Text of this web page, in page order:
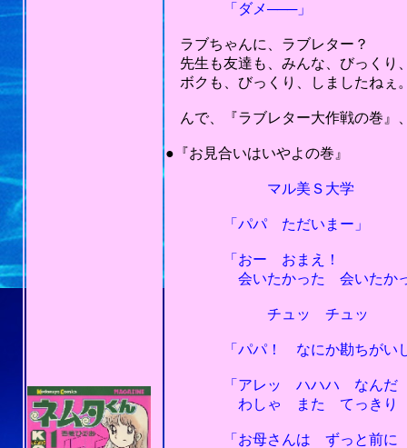
「ダメ───」
ラブちゃんに、ラブレター？
先生も友達も、みんな、びっくり
ボクも、びっくり、しましたねぇ
んで、『ラブレター大作戦の巻』
●『お見合いはいやよの巻』
マル美Ｓ大学
「パパ ただいまー」
「おー おまえ！
会いたかった 会いたかった
チュッ チュッ
「パパ！ なにか勘ちがいし
「アレッ ハハハ なんだ そ
わしゃ また てっきり 愛
「お母さんは ずっと前に 死